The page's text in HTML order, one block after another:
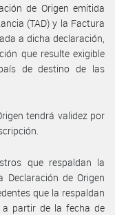
de Origen emitida
(TAD) y la Factura
a dicha declaración,
que resulte exigible
de destino de las
tendrá validez por
que respaldan la
Declaración de Origen
que la respaldan
a partir de la fecha de